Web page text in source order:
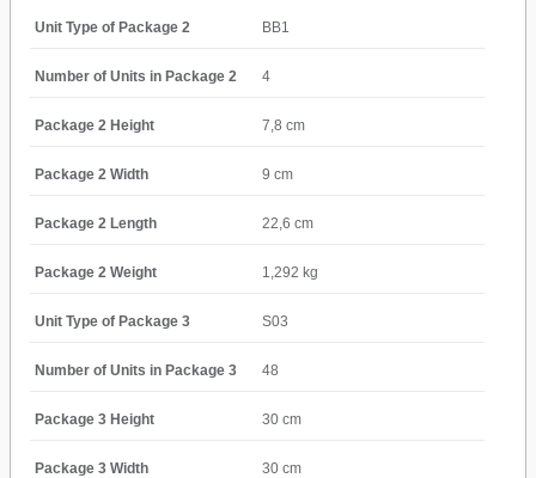
Unit Type of Package 2 BB1
Number of Units in Package 2 4
Package 2 Height 7,8 cm
Package 2 Width 9 cm
Package 2 Length 22,6 cm
Package 2 Weight 1,292 kg
Unit Type of Package 3 S03
Number of Units in Package 3 48
Package 3 Height 30 cm
Package 3 Width 30 cm